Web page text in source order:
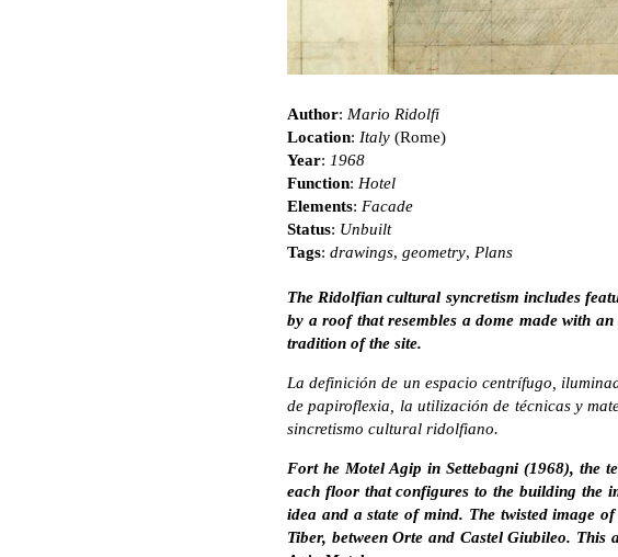
Author: Mario Ridolfi
Location: Italy (Rome)
Year: 1968
Function: Hotel
Elements: Facade
Status: Unbuilt
Tags: drawings, geometry, Plans
The Ridolfian cultural syncretism includes
by a roof that resembles a dome made with
tradition of the site.
La definición de un espacio centrífugo,
de papiroflexia, la utilización de técnicas y
sincretismo cultural ridolfiano.
Fort he Motel Agip in Settebagni (1968), the
each floor that configures to the building the
idea and a state of mind. The twisted image
Tiber, between Orte and Castel Giubileo.